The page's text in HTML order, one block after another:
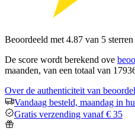
Beoordeeld met 4.87 van 5 sterren
De score wordt berekend ove
maanden, van een totaal van
Over de authenticiteit van
Vandaag besteld, maandag in
Gratis verzending vanaf € 35